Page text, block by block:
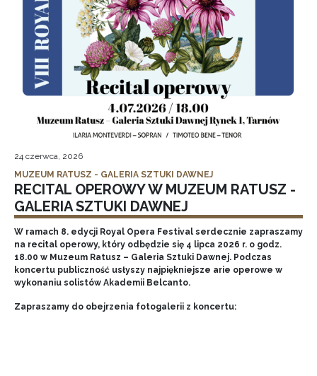
24 czerwca, 2026
MUZEUM RATUSZ - GALERIA SZTUKI DAWNEJ
RECITAL OPEROWY W MUZEUM RATUSZ -
GALERIA SZTUKI DAWNEJ
W ramach 8. edycji Royal Opera Festival serdecznie zapraszamy
na recital operowy, który odbędzie się 4 lipca 2026 r. o godz.
18.00 w Muzeum Ratusz – Galeria Sztuki Dawnej. Podczas
koncertu publiczność usłyszy najpiękniejsze arie operowe w
wykonaniu solistów Akademii Belcanto.
Zapraszamy do obejrzenia fotogalerii z koncertu: